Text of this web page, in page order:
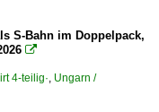
S-Bahn im Doppelpack,

4-teilig·, Ungarn /